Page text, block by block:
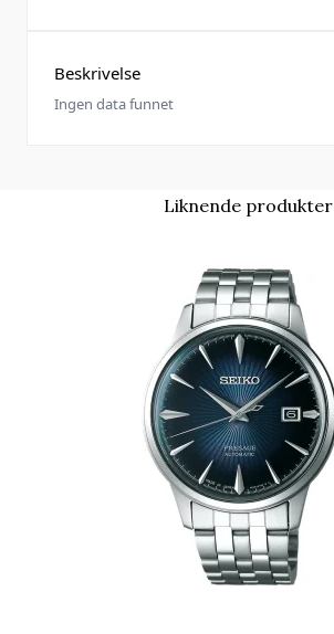
Beskrivelse
Ingen data funnet
Liknende produkter